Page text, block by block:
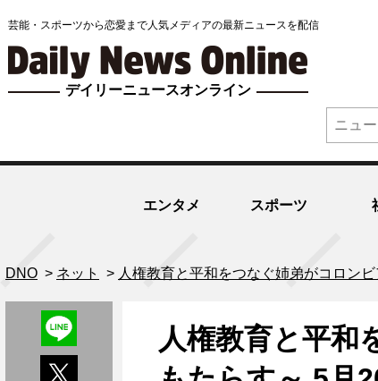
芸能・スポーツから恋愛まで人気メディアの最新ニュースを配信
デイリーニュースオンライン
エンタメ スポーツ
DNO > ネット > 人権教育と平和をつなぐ姉弟がコロン
人権教育と平和